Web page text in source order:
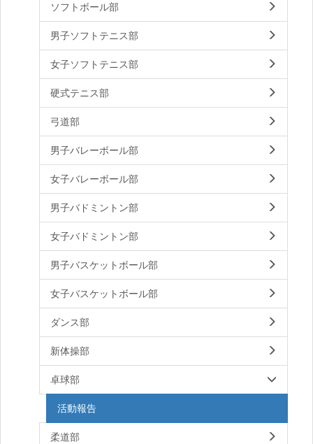
ソフトボール部
男子ソフトテニス部
女子ソフトテニス部
硬式テニス部
弓道部
男子バレーボール部
女子バレーボール部
男子バドミントン部
女子バドミントン部
男子バスケットボール部
女子バスケットボール部
ダンス部
新体操部
卓球部
活動報告
柔道部